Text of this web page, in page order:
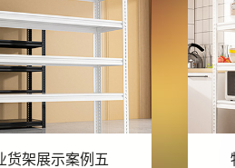
货架展示案例四